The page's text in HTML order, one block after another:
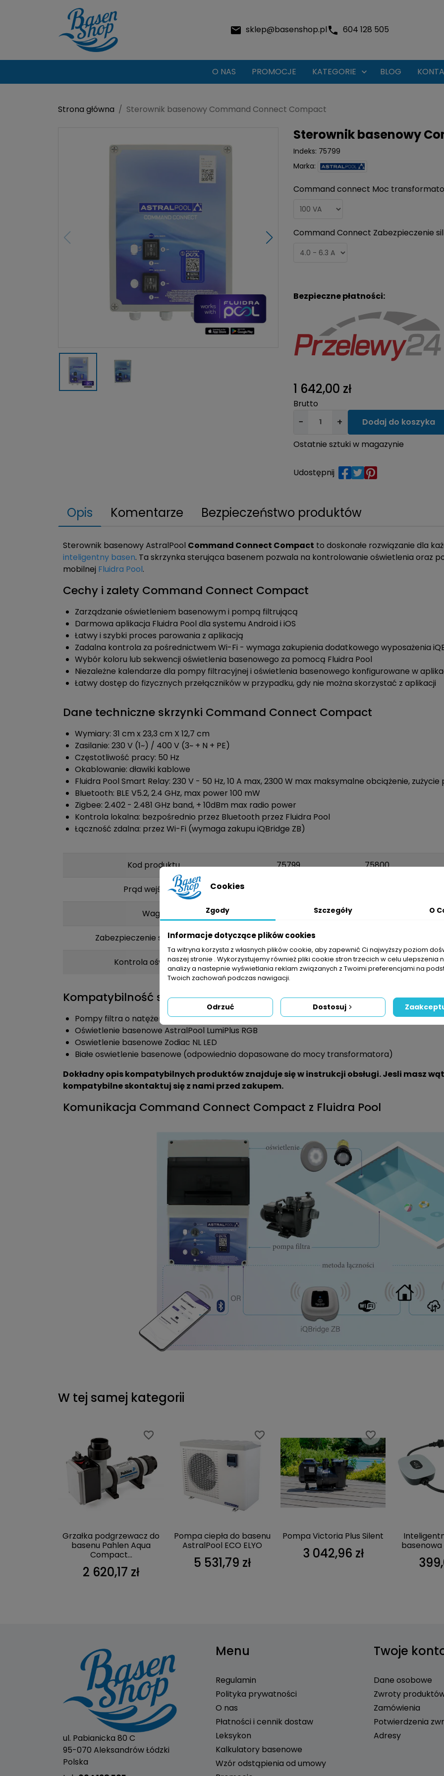
sklep@basenshop.pl 604 128 505
O NAS PROMOCJE KATEGORIE  BLOG
Strona główna Sterownik basenowy Command Connect Compact
Sterownik basenowy
Indeks: 75799
Marka:
Command connect Moc
Command Connect Zabezpieczenie
Bezpieczne płatności:
1 642,00 zł
Brutto
− + Dodaj do koszyka
Ostatnie sztuki w magazynie
Udostępnij
Opis Komentarze Bezpieczeństwo produktów
Sterownik basenowy AstralPool Command Connect Compact to doskonałe rozwiązanie dla
inteligentny basen. Ta skrzynka sterująca basenem pozwala na kontrolowanie oświetlenia oraz
mobilnej Fluidra Pool.
Cechy i zalety Command Connect Compact
Zarządzanie oświetleniem basenowym i pompą filtrującą
Darmowa aplikacja Fluidra Pool dla systemu Android i iOS
Łatwy i szybki proces parowania z aplikacją
Zadalna kontrola za pośrednictwem Wi-Fi - wymaga zakupienia dodatkowego wyposażenia
Wybór koloru lub sekwencji oświetlenia basenowego za pomocą Fluidra Pool
Niezależne kalendarze dla pompy filtracyjnej i oświetlenia basenowego konfigurowane w
Łatwy dostęp do fizycznych przełączników w przypadku, gdy nie można skorzystać z aplikacji
Dane techniczne skrzynki Command Connect Compact
Wymiary: 31 cm x 23,3 cm X 12,7 cm
Zasilanie: 230 V (1~) / 400 V (3~ + N + PE)
Częstotliwość pracy: 50 Hz
Okablowanie: dławiki kablowe
Fluidra Pool Smart Relay: 230 V - 50 Hz, 10 A max, 2300 W max maksymalne obciążenie, zużycie
Bluetooth: BLE V5.2, 2.4 GHz, max power 100 mW
Zigbee: 2.402 - 2.481 GHz band, + 10dBm max radio power
Kontrola lokalna: bezpośrednio przez Bluetooth przez Fluidra Pool
Łączność zdalna: przez Wi-Fi (wymaga zakupu iQBridge ZB)
Kod produktu 75799 75800
Prąd wejściowy
Waga
Zabezpieczenie silnika pompy 4.0 - 6.3 A
Kontrola oświetlenia 12V 100VA C4 12V 100VA C4
Kompatybilność sterownika Command Connect Compact
Pompy filtra o natężeniu prądu mniejszym niż 10 A
Oświetlenie basenowe AstralPool LumiPlus RGB
Oswietlenie basenowe Zodiac NL LED
Białe oswietlenie basenowe (odpowiednio dopasowane do mocy transformatora)
Dokładny opis kompatybilnych produktów znajduje się w instrukcji obsługi. Jesli masz
kompatybilne skontaktuj się z nami przed zakupem.
Komunikacja Command Connect Compact​ z Fluidra Pool
W tej samej kategorii
favorite_border
favorite_border
Grzałka podgrzewacz do
basenu Pahlen Aqua
Compact...
2 620,17 zł
favorite_border
favorite_border
Pompa ciepła do basenu
AstralPool ECO ELYO
5 531,79 zł
favorite_border
favorite_border
Pompa Victoria Plus Silent
3 042,96 zł
basenowa
ul. Pabianicka 80 C
95-070 Aleksandrów Łódzki
Polska
Menu
Regulamin
Polityka prywatności
O nas
Płatności i cennik dostaw
Leksykon
Kalkulatory basenowe
Wzór odstąpienia od umowy
Twoje
Dane osobowe
Zwroty
Zamówienia
Potwierdzenia
Adresy
Cookies
Zgody Szczegóły O
Informacje dotyczące plików cookies
Ta witryna korzysta z własnych plików cookie, aby zapewnić Ci najwyższy poziom
naszej stronie . Wykorzystujemy również pliki cookie stron trzecich w celu ulepszenia
analizy a nastepnie wyświetlania reklam związanych z Twoimi preferencjami na
Twoich zachowań podczas nawigacji.
Odrzuć Dostosuj